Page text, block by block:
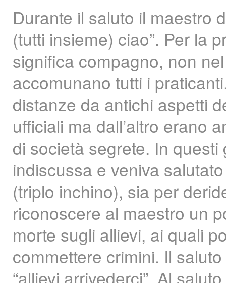
Durante il saluto il maestro
(tutti insieme) ciao”. Per la
significa compagno, non
accomunano tutti i
distanze da antichi aspetti
ufficiali ma dall’altro erano
di società segrete. In questi
indiscussa e veniva
(triplo inchino), sia per
riconoscere al maestro un
morte sugli allievi, ai quali
commettere crimini. Il
“allievi arrivederci”. Al